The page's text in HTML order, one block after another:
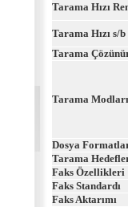
Tarama Hızı
Tarama Hızı s/b
Tarama
Tarama Modları
Dosya
Tarama
Faks Özellikleri
Faks Standardı
Faks Aktarımı